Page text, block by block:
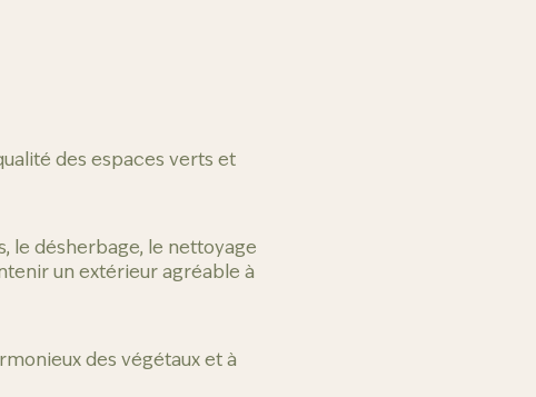
des espaces verts et
le désherbage, le nettoyage
un extérieur agréable à
des végétaux et à